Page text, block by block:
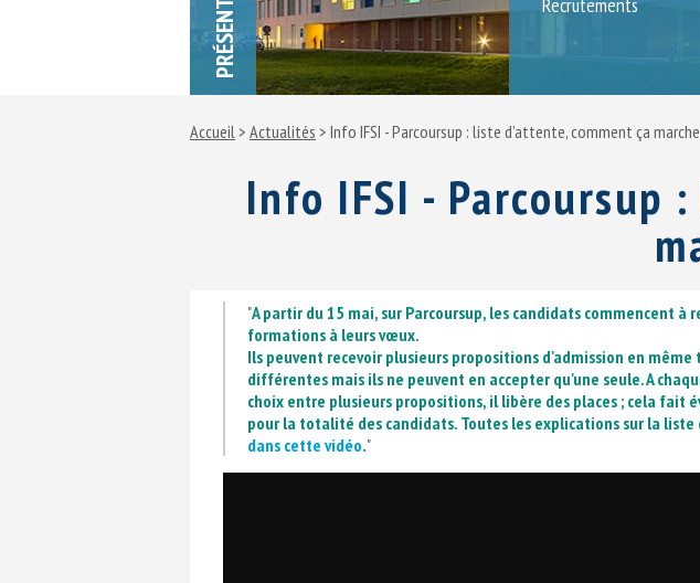
Accueil> Actualités > Info IFSI - Parcoursup : liste d’attente, comment ça
Info IFSI - Parcoursup
"A partir du 15 mai, sur Parcoursup, les candidats commencent à
formations à leurs vœux.
Ils peuvent recevoir plusieurs propositions d'admission en même
différentes mais ils ne peuvent en accepter qu'une seule. A
choix entre plusieurs propositions, il libère des places ; cela fait
pour la totalité des candidats. Toutes les explications sur la
dans cette vidéo."